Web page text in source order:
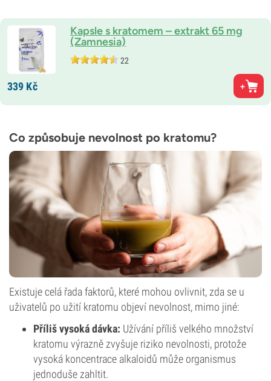
Kapsle s kratomem – extrakt 65 mg
(Zamnesia)
22
339 Kč
Co způsobuje nevolnost po kratomu?
Existuje celá řada faktorů, které mohou ovlivnit, zda se u
uživatelů po užití kratomu objeví nevolnost, mimo jiné:
Příliš vysoká dávka: Užívání příliš velkého množství
kratomu výrazně zvyšuje riziko nevolnosti, protože
vysoká koncentrace alkaloidů může organismus
jednoduše zahltit.